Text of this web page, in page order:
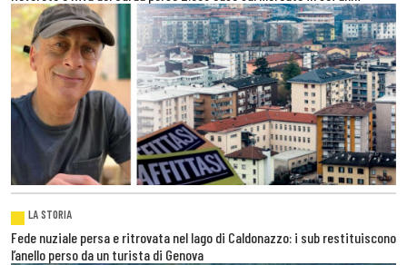
LA STORIA
Fede nuziale persa e ritrovata nel lago di Caldonazzo: i sub restituiscono
l’anello perso da un turista di Genova